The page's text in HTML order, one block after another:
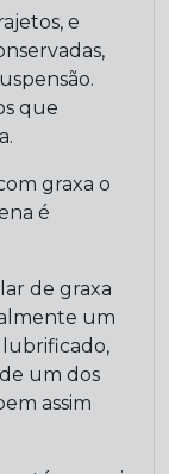
e
que
graxa o
é
de graxa
um
um dos
assim